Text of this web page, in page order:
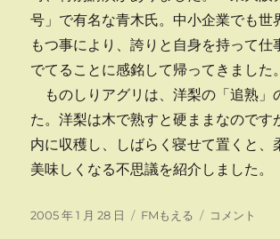
号」で有名な青木氏。中小企業でも世
もつ事により、誇りと自身を持って仕
でてることに感銘して帰ってきました。
ものしりアグリは、洋梨の「追熟」
た。洋梨は木で熟すと硬ままなのです
内に収穫し、しばらく寝せて置くと、
美味しくなる不思議を紹介しました。
投
2005 年 1 月 28 日
カ
FMもえる
第
コメント